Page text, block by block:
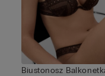
Biustonosz